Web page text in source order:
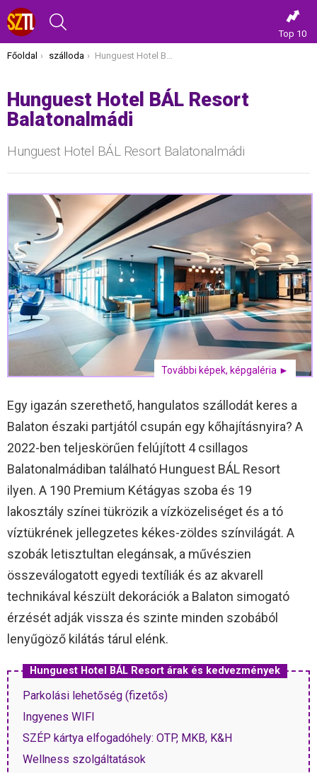
Top 10
Itt vagy most:
Főoldal szálloda Hunguest Hotel BÁL Resort Balatonalmádi
Hunguest Hotel BÁL Resort
Balatonalmádi
Hunguest Hotel BÁL Resort Balatonalmádi
További képek, képgaléria ►
Egy igazán szerethető, hangulatos szállodát keres a
Balaton északi partjától csupán egy kőhajításnyira? A
2022-ben teljeskörűen felújított 4 csillagos
Balatonalmádiban található Hunguest BÁL Resort
ilyen. A 190 Premium Kétágyas szoba és 19
lakosztály színei tükrözik a vízközeliséget és a tó
víztükrének jellegzetes kékes-zöldes színvilágát. A
szobák letisztultan elegánsak, a művészien
összeválogatott egyedi textíliák és az akvarell
technikával készült dekorációk a Balaton simogató
érzését adják vissza és szinte minden szobából
lenyűgöző kilátás tárul elénk.
Hunguest Hotel BÁL Resort árak és kedvezmények
Parkolási lehetőség (fizetős)
Ingyenes WIFI
SZÉP kártya elfogadóhely: OTP, MKB, K&H
Wellness szolgáltatások